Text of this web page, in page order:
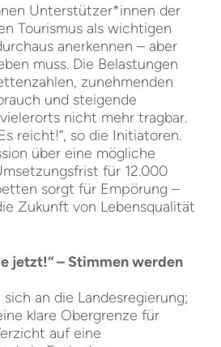
Unterstützer*innen der
Tourismus als wichtigen
anerkennen – aber
muss. Die Belastungen
zunehmenden
und steigende
nicht mehr tragbar.
reicht!“, so die Initiatoren.
über eine mögliche
für 12.000
sorgt für Empörung –
Zukunft von Lebensqualität
jetzt!“ – Stimmen werden
an die Landesregierung;
klare Obergrenze für
auf eine